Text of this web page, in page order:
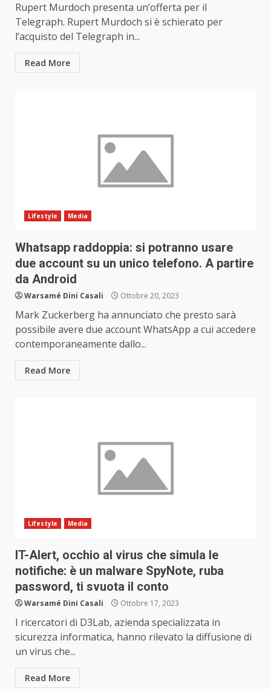
Rupert Murdoch presenta un’offerta per il
Telegraph. Rupert Murdoch si è schierato per
l’acquisto del Telegraph in...
Read More
Lifestyle Media
Whatsapp raddoppia: si potranno usare
due account su un unico telefono. A partire
da Android
Warsamé Dini Casali Ottobre 20, 2023
Mark Zuckerberg ha annunciato che presto sarà
possibile avere due account WhatsApp a cui accedere
contemporaneamente dallo...
Read More
Lifestyle Media
IT-Alert, occhio al virus che simula le
notifiche: è un malware SpyNote, ruba
password, ti svuota il conto
Warsamé Dini Casali Ottobre 17, 2023
I ricercatori di D3Lab, azienda specializzata in
sicurezza informatica, hanno rilevato la diffusione di
un virus che...
Read More